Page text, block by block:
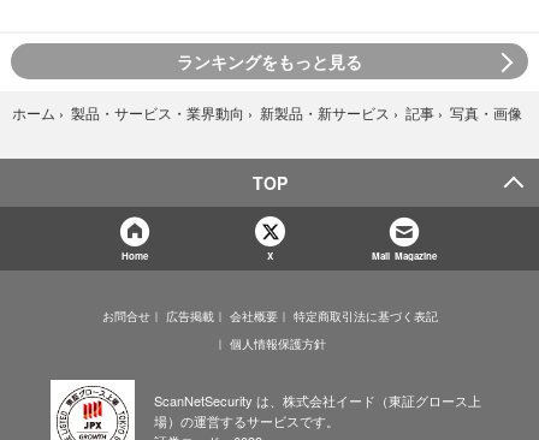
ランキングをもっと見る
ホーム › 製品・サービス・業界動向 › 新製品・新サービス › 記事 › 写真・画像
TOP
Home X Mail Magazine
お問合せ 広告掲載 会社概要
特定商取引法に基づく表記
個人情報保護方針
ScanNetSecurity は、株式会社イード（東証グロース上
場）の運営するサービスです。